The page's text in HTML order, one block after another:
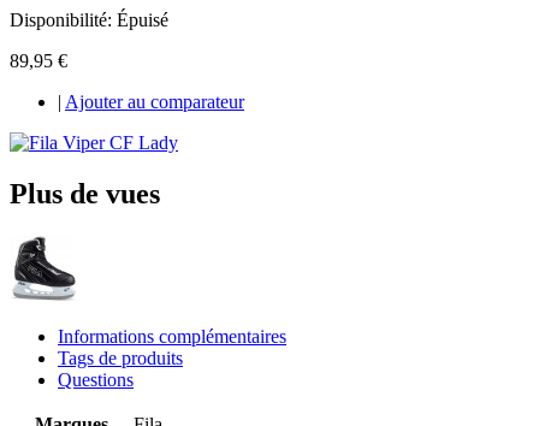
Disponibilité: Épuisé
89,95 €
Ajouter au comparateur
Plus de vues
Informations complémentaires
Tags de produits
Questions